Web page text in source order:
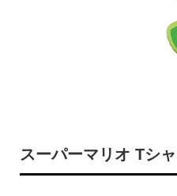
スーパーマリオ Tシ